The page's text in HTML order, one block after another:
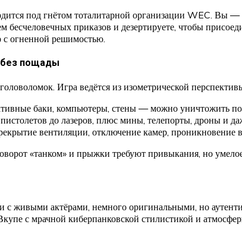
под гнётом тоталитарной организации WEC.
бесчеловечных приказов и дезертируете, чтобы
огненной решимостью.
без пощады
Игра ведётся из изометрической
баки, компьютеры, стены — можно уничтожить
до лазеров, плюс мины, телепорты, дроны и
вентиляции, отключение камер, проникновение
«танком» и прыжки требуют привыкания, но
живыми актёрами, немного оригинальными, но
с мрачной киберпанковской стилистикой и